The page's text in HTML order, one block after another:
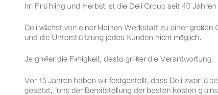
Im Frühling und Herbst ist die Deli Group seit 40
Deli wächst von einer kleinen Werkstatt zu einer
und die Unterstützung jedes Kunden nicht möglich.
Je größer die Fähigkeit, desto größer die Verantwortung.
Vor 15 Jahren haben wir festgestellt, dass Deli zwar
gesetzt, "uns der Bereitstellung der besten kosten